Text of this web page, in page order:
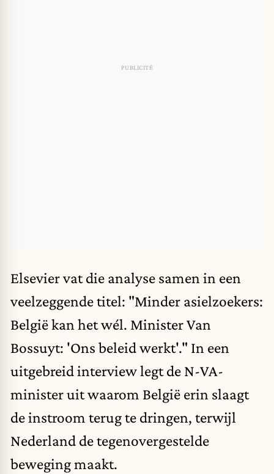
Elsevier vat die analyse samen in een
veelzeggende titel: "Minder asielzoekers:
België kan het wél. Minister Van
Bossuyt: 'Ons beleid werkt'." In een
uitgebreid interview legt de N-VA-
minister uit waarom België erin slaagt
de instroom terug te dringen, terwijl
Nederland de tegenovergestelde
beweging maakt.